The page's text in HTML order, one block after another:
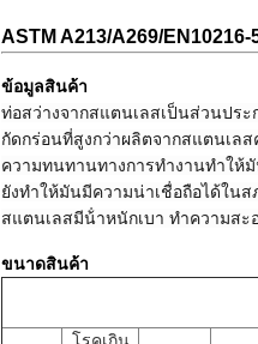
ASTM A213/A269/
ข้อมูลสินค้า
ท่อสว่างจากสแตนเลสเป็นส่วนปร
กัดกร่อนที่สูงกว่าผลิตจากสแตนเล
ความทนทานทางการทํางานทําให้
ยังทําให้มันมีความน่าเชื่อถือได้ใน
สแตนเลสมีน้ําหนักเบา ทําความสะ
ขนาดสินค้า